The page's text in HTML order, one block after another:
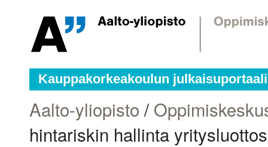
Kauppakorkeakoulun julkaisuportaali
Aalto-yliopisto /
hintariskin hallinta